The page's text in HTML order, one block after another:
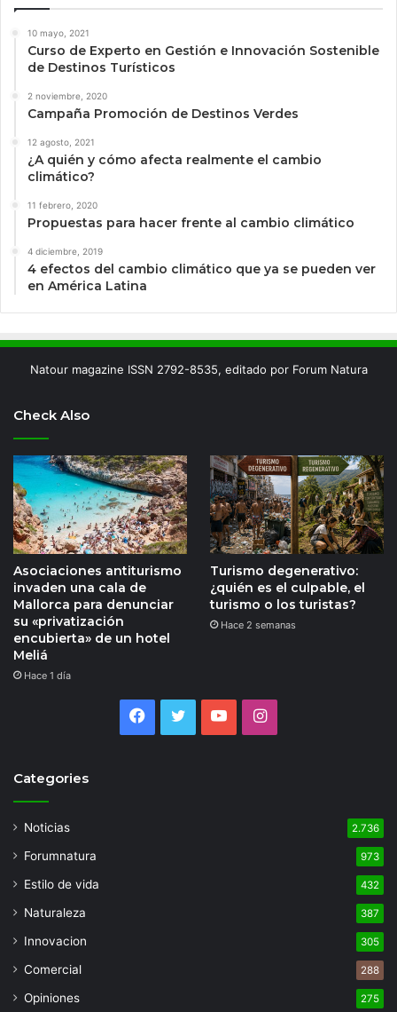
10 mayo, 2021
Curso de Experto en Gestión e Innovación Sostenible
de Destinos Turísticos
2 noviembre, 2020
Campaña Promoción de Destinos Verdes
12 agosto, 2021
¿A quién y cómo afecta realmente el cambio
climático?
11 febrero, 2020
Propuestas para hacer frente al cambio climático
4 diciembre, 2019
4 efectos del cambio climático que ya se pueden ver
en América Latina
Natour magazine ISSN 2792-8535, editado por Forum Natura
Check Also
Asociaciones antiturismo
invaden una cala de
Mallorca para denunciar
su «privatización
encubierta» de un hotel
Meliá
Hace 1 día
Turismo degenerativo:
¿quién es el culpable, el
turismo o los turistas?
Hace 2 semanas
Facebook
TwitterYouTubeInstagram
Categories
Noticias 2.736
Forumnatura 973
Estilo de vida 432
Naturaleza 387
Innovacion 305
Comercial 288
Opiniones 275